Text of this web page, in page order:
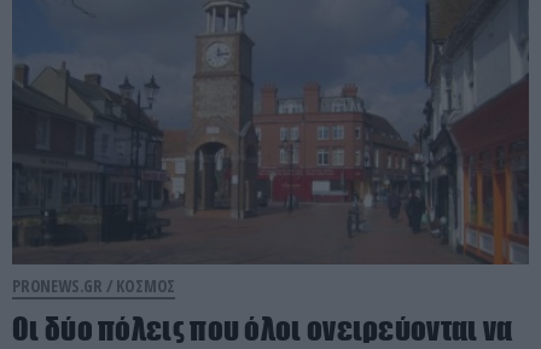
PRONEWS.GR / ΚΟΣΜΟΣ
Οι δύο πόλεις που όλοι ονειρεύονται να